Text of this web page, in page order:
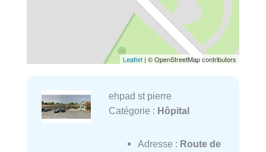
Leaflet | © OpenStreetMap contributors
ehpad st pierre
Catégorie : Hôpital
Adresse : Route de